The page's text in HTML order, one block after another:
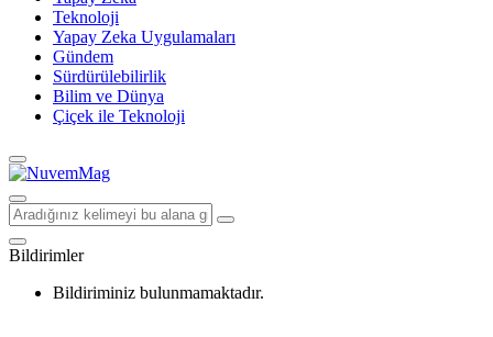
Teknoloji
Yapay Zeka Uygulamaları
Gündem
Sürdürülebilirlik
Bilim ve Dünya
Çiçek ile Teknoloji
Bildirimler
Bildiriminiz bulunmamaktadır.